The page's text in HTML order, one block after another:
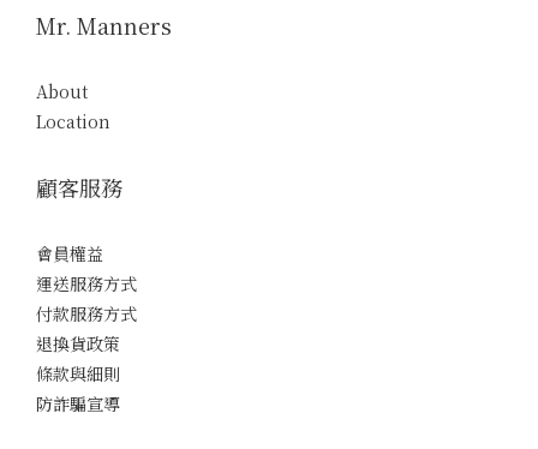
Mr. Manners
About
Location
顧客服務
會員權益
運送服務方式
付款服務方式
退換貨政策
條款與細則
防詐騙宣導